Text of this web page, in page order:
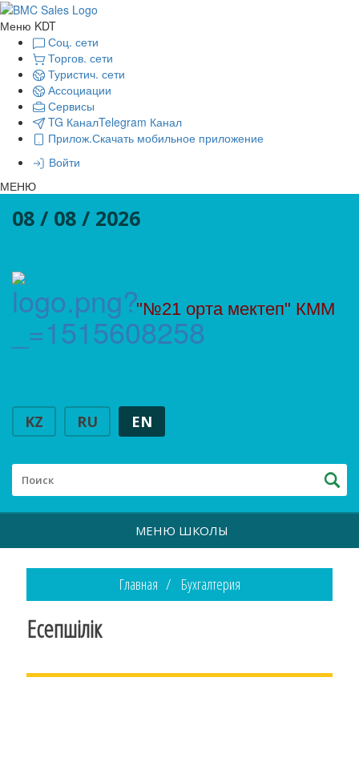
Меню KDT
Соц. сети
Торгов. сети
Туристич. сети
Ассоциации
Сервисы
TG КаналTelegram Канал
Прилож.Скачать мобильное приложение
Войти
МЕНЮ
08 / 08 / 2026
"№21 орта мектеп" КММ
KZ RU EN
МЕНЮ ШКОЛЫ
Главная Бухгалтерия
Есепшілік